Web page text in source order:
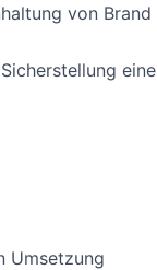
von Brand
Umsetzung